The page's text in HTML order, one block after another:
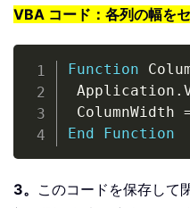
VBA コード：各列の幅を
Function
Application .
ColumnWidth
End
Function
3。 このコードを保存して